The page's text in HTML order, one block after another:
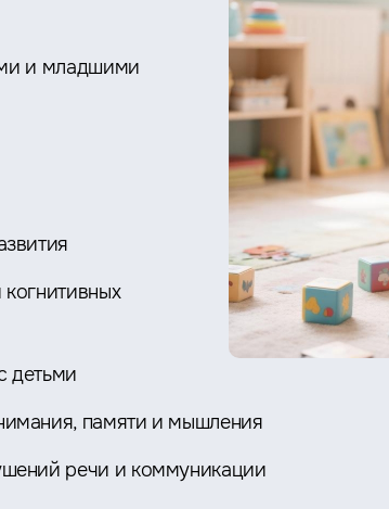
и младшими
детьми
памяти и мышления
речи и коммуникации